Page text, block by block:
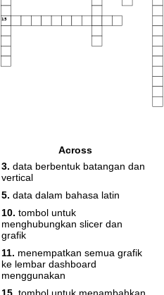
15
Across
3. data berbentuk batangan dan
vertical
5. data dalam bahasa latin
10. tombol untuk
menghubungkan slicer dan
grafik
11. menempatkan semua grafik
ke lembar dashboard
menggunakan